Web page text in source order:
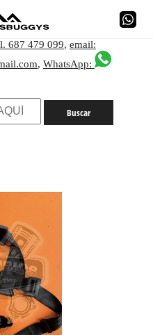
687 479 099, email:
, WhatsApp: